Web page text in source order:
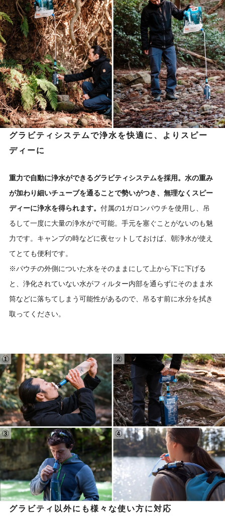
グラビティシステムで浄水を快適に、よりスピー
ディーに
重力で自動に浄水ができるグラビティシステムを採用。水の重み
が加わり細いチューブを通ることで勢いがつき、無理なくスピー
ディーに浄水を得られます。 付属の1ガロンパウチを使用し、吊
るして一度に大量の浄水がで可能。手元を塞ぐことがないのも魅
力です。キャンプの時などに夜セットしておけば、朝浄水が使え
てとても便利です。
※パウチの外側についた水をそのままにして上から下に下げる
と、浄化されていない水がフィルター内部を通らずにそのまま水
筒などに落ちてしまう可能性があるので、吊るす前に水分を拭き
取ってください。
グラビティ以外にも様々な使い方に対応